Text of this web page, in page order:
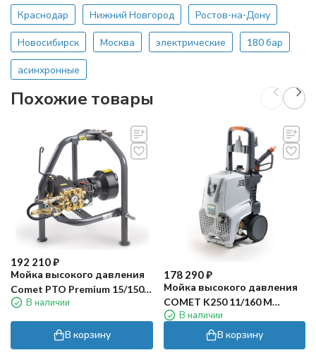
Краснодар Нижний Новгород Ростов-на-Дону
Новосибирск Москва электрические 180 бар
асинхронные
Похожие товары
192 210₽
Мойка высокого давления
Comet PTO Premium 15/150
(без рамы)
В наличии
В корзину
178 290₽
Мойка высокого давления
COMET K250 11/160 M
ClassicВ наличии
В корзину